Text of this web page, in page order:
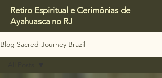
Retiro Espiritual e Cerimônias de
Ayahuasca no RJ
Blog Sacred Journey Brazil